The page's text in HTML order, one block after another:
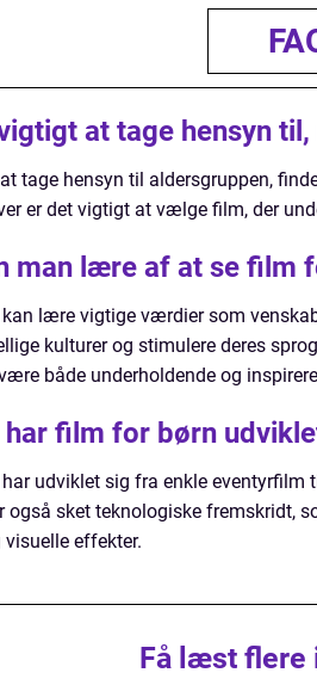
at tage hensyn
tage hensyn til aldersgruppen,
er det vigtigt at vælge film, der
man lære af at se film
lære vigtige værdier som
kulturer og stimulere deres
både underholdende og
har film for børn
udviklet sig fra enkle eventyrfilm
også sket teknologiske fremskridt,
effekter.
Få læst flere